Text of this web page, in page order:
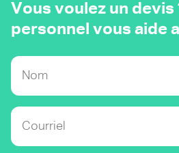
Vous voulez un devis
personnel vous aide